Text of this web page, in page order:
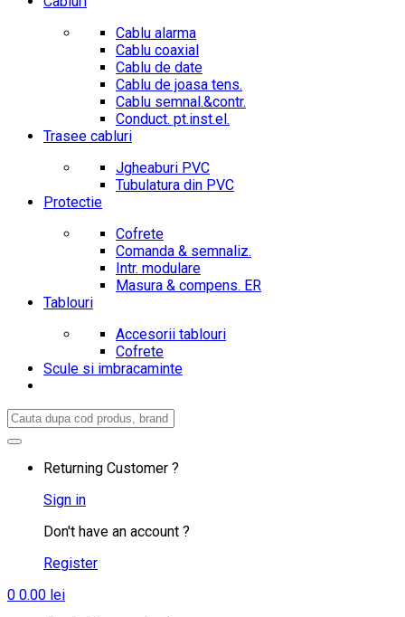
Cablu alarma
Cablu coaxial
Cablu de date
Cablu de joasa tens.
Cablu semnal.&contr.
Conduct. pt.inst.el.
Trasee cabluri
Jgheaburi PVC
Tubulatura din PVC
Protectie
Cofrete
Comanda & semnaliz.
Intr. modulare
Masura & compens. ER
Tablouri
Accesorii tablouri
Cofrete
Scule si imbracaminte
Search
Returning Customer ?
Sign in
Don't have an account ?
Register
0 0.00 lei